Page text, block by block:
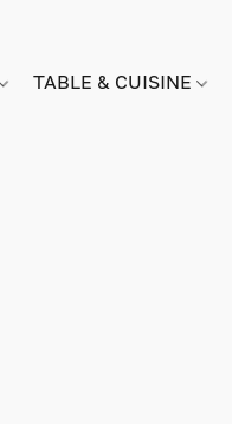
TABLE & CUISINE